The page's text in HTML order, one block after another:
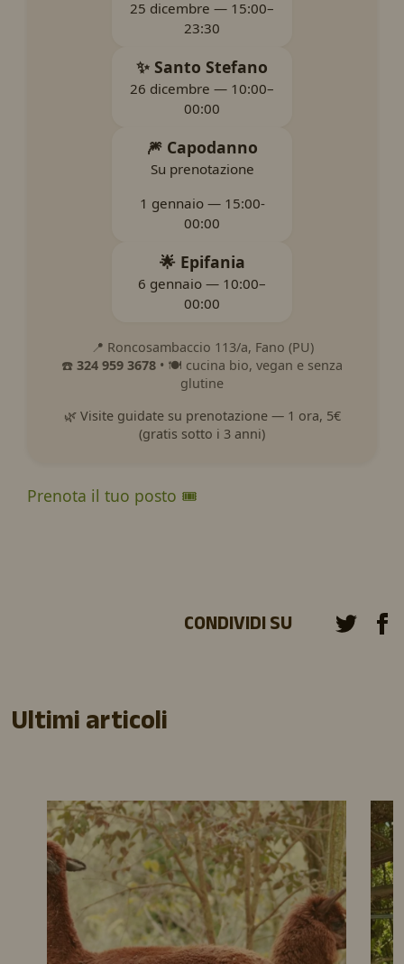
25 dicembre — 15:00–
23:30
✨ Santo Stefano
26 dicembre — 10:00–
00:00
🎆 Capodanno
Su prenotazione
1 gennaio — 15:00-
00:00
🌟 Epifania
6 gennaio — 10:00–
00:00
📍 Roncosambaccio 113/a, Fano (PU)
☎️ 324 959 3678 • 🍽️ cucina bio, vegan e senza
glutine
🌿 Visite guidate su prenotazione — 1 ora, 5€
(gratis sotto i 3 anni)
Prenota il tuo posto 🎟️
CONDIVIDI SU
Ultimi articoli